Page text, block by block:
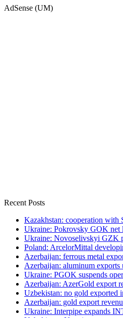
AdSense (UM)
Recent Posts
Kazakhstan: cooperation with
Ukraine: Pokrovsky GOK net
Ukraine: Novoselivskyi GZK
Poland: ArcelorMittal
Azerbaijan: ferrous metal
Azerbaijan: aluminum
Ukraine: PGOK suspends
Azerbaijan: AzerGold export
Uzbekistan: no gold exported
Azerbaijan: gold export
Ukraine: Interpipe expands